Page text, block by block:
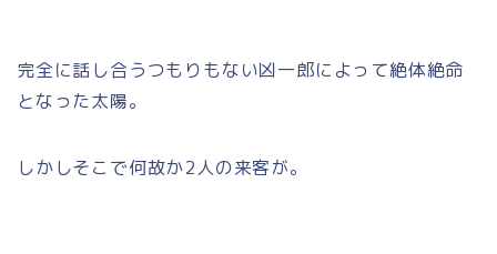
完全に話し合うつもりもない凶一郎によって絶体絶命
となった太陽。
しかしそこで何故か2人の来客が。